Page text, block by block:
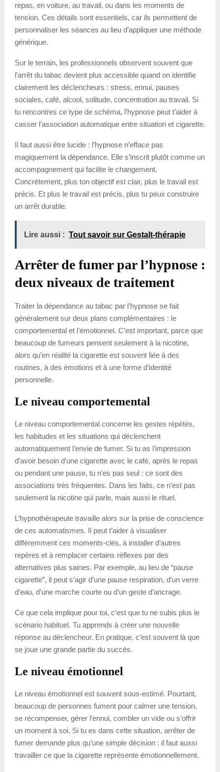
repas, en voiture, au travail, ou dans les moments de
tension. Ces détails sont essentiels, car ils permettent de
personnaliser les séances au lieu d’appliquer une méthode
générique.
Sur le terrain, les professionnels observent souvent que
l’arrêt du tabac devient plus accessible quand on identifie
clairement les déclencheurs : stress, ennui, pauses
sociales, café, alcool, solitude, concentration au travail. Si
tu rencontres ce type de schéma, l’hypnose peut t’aider à
casser l’association automatique entre situation et cigarette.
Il faut aussi être lucide : l’hypnose n’efface pas
magiquement la dépendance. Elle s’inscrit plutôt comme un
accompagnement qui facilite le changement.
Concrètement, plus ton objectif est clair, plus le travail est
précis. Et plus le travail est précis, plus tu peux construire
un arrêt durable.
Lire aussi : Tout savoir sur Gestalt-thérapie
Arrêter de fumer par l’hypnose :
deux niveaux de traitement
Traiter la dépendance au tabac par l’hypnose se fait
généralement sur deux plans complémentaires : le
comportemental et l’émotionnel. C’est important, parce que
beaucoup de fumeurs pensent seulement à la nicotine,
alors qu’en réalité la cigarette est souvent liée à des
routines, à des émotions et à une forme d’identité
personnelle.
Le niveau comportemental
Le niveau comportemental concerne les gestes répétés,
les habitudes et les situations qui déclenchent
automatiquement l’envie de fumer. Si tu as l’impression
d’avoir besoin d’une cigarette avec le café, après le repas
ou pendant une pause, tu n’es pas seul : ce sont des
associations très fréquentes. Dans les faits, ce n’est pas
seulement la nicotine qui parle, mais aussi le rituel.
L’hypnothérapeute travaille alors sur la prise de conscience
de ces automatismes. Il peut t’aider à visualiser
différemment ces moments-clés, à installer d’autres
repères et à remplacer certains réflexes par des
alternatives plus saines. Par exemple, au lieu de “pause
cigarette”, il peut s’agir d’une pause respiration, d’un verre
d’eau, d’une marche courte ou d’un geste d’ancrage.
Ce que cela implique pour toi, c’est que tu ne subis plus le
scénario habituel. Tu apprends à créer une nouvelle
réponse au déclencheur. En pratique, c’est souvent là que
se joue une grande partie du succès.
Le niveau émotionnel
Le niveau émotionnel est souvent sous-estimé. Pourtant,
beaucoup de personnes fument pour calmer une tension,
se récompenser, gérer l’ennui, combler un vide ou s’offrir
un moment à soi. Si tu es dans cette situation, arrêter de
fumer demande plus qu’une simple décision : il faut aussi
travailler ce que la cigarette représente émotionnellement.